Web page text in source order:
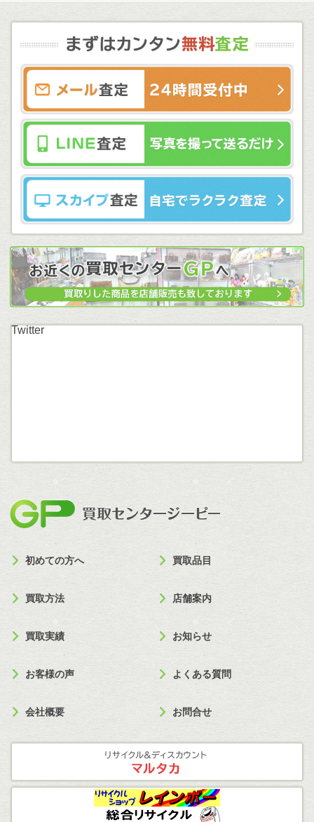
Twitter
初めての方へ 買取品目
買取方法 店舗案内
買取実績 お知らせ
お客様の声 よくある質問
会社概要 お問合せ